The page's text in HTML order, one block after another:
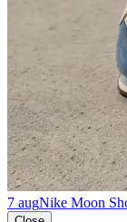
7 augNike Moon